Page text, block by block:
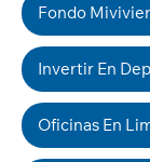
Fondo
Invertir En
Oficinas En